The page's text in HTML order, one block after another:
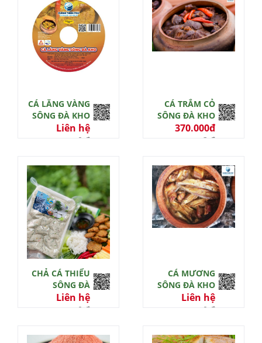
CÁ LĂNG VÀNG
SÔNG ĐÀ KHO
Liên hệ
0 đ
CÁ TRẮM CỎ
SÔNG ĐÀ KHO
370.000đ
3 đ
CHẢ CÁ THIỂU
SÔNG ĐÀ
Liên hệ
0 đ
CÁ MƯƠNG
SÔNG ĐÀ KHO
Liên hệ
0 đ